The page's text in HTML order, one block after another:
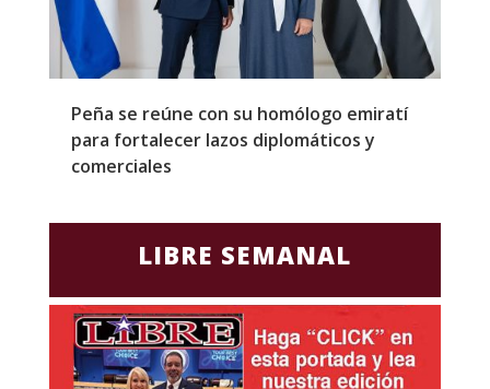
Peña se reúne con su homólogo emiratí
para fortalecer lazos diplomáticos y
comerciales
LIBRE SEMANAL